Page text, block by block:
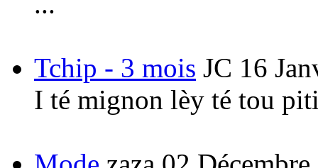
Tchip - 3 mois JC 16
I té mignon lèy té tou